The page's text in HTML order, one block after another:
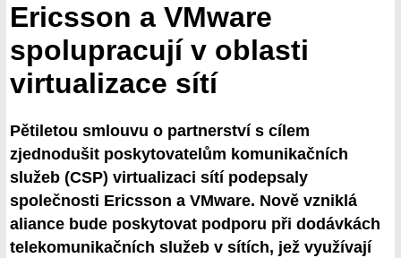
Ericsson a VMware
spolupracují v oblasti
virtualizace sítí
Pětiletou smlouvu o partnerství s cílem
zjednodušit poskytovatelům komunikačních
služeb (CSP) virtualizaci sítí podepsaly
společnosti Ericsson a VMware. Nově vzniklá
aliance bude poskytovat podporu při dodávkách
telekomunikačních služeb v sítích, jež využívají